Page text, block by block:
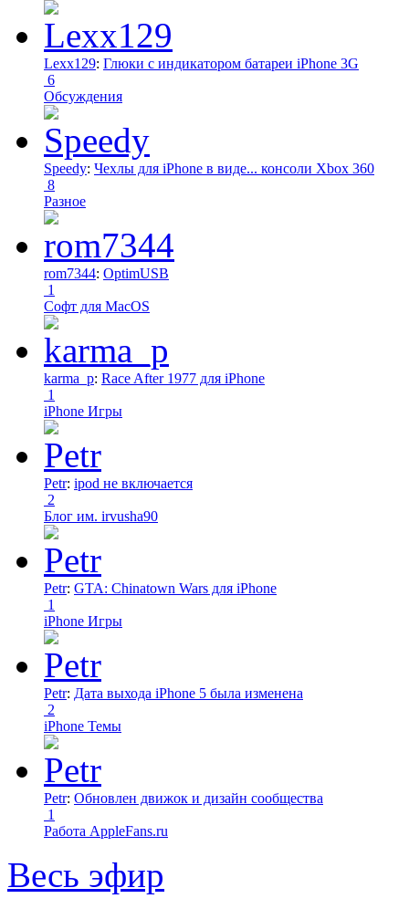
Lexx129: Глюки с индикатором батареи iPhone 3G
6
Обсуждения
Speedy: Чехлы для iPhone в виде... консоли Xbox 360
8
Разное
rom7344: OptimUSB
1
Софт для MacOS
karma_p: Race After 1977 для iPhone
1
iPhone Игры
Petr: ipod не включается
2
Блог им. irvusha90
Petr: GTA: Chinatown Wars для iPhone
1
iPhone Игры
Petr: Дата выхода iPhone 5 была изменена
2
iPhone Темы
Petr: Обновлен движок и дизайн сообщества
1
Работа AppleFans.ru
Весь эфир